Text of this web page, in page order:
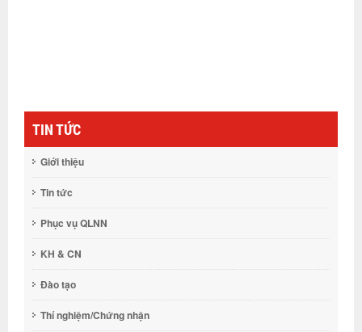
TIN TỨC
Giới thiệu
Tin tức
Phục vụ QLNN
KH & CN
Đào tạo
Thí nghiệm/Chứng nhận